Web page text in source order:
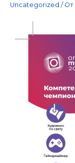
Uncategorized / От